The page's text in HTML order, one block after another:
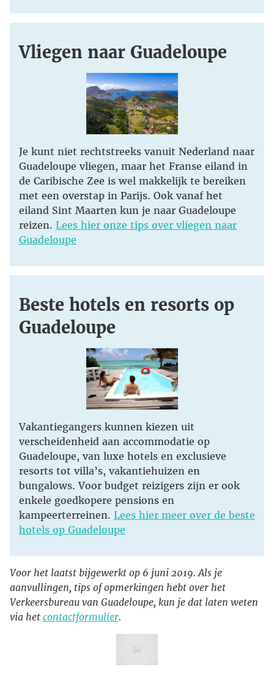
Vliegen naar Guadeloupe
Je kunt niet rechtstreeks vanuit Nederland naar
Guadeloupe vliegen, maar het Franse eiland in
de Caribische Zee is wel makkelijk te bereiken
met een overstap in Parijs. Ook vanaf het
eiland Sint Maarten kun je naar Guadeloupe
reizen. Lees hier onze tips over vliegen naar
Guadeloupe
Beste hotels en resorts op
Guadeloupe
Vakantiegangers kunnen kiezen uit
verscheidenheid aan accommodatie op
Guadeloupe, van luxe hotels en exclusieve
resorts tot villa’s, vakantiehuizen en
bungalows. Voor budget reizigers zijn er ook
enkele goedkopere pensions en
kampeerterreinen. Lees hier meer over de beste
hotels op Guadeloupe
Voor het laatst bijgewerkt op 6 juni 2019. Als je
aanvullingen, tips of opmerkingen hebt over het
Verkeersbureau van Guadeloupe, kun je dat laten weten
via het contactformulier.